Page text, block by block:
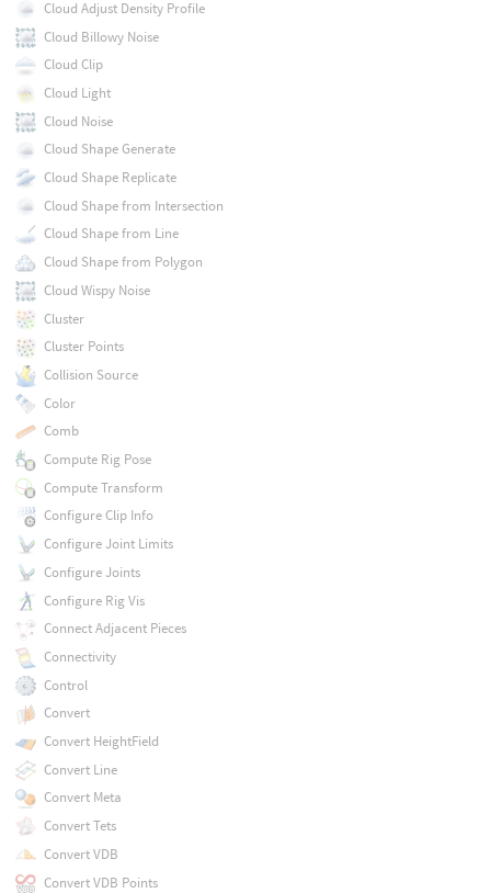
Cloud Adjust Density Profile
Cloud Billowy Noise
Cloud Clip
Cloud Light
Cloud Noise
Cloud Shape Generate
Cloud Shape Replicate
Cloud Shape from Intersection
Cloud Shape from Line
Cloud Shape from Polygon
Cloud Wispy Noise
Cluster
Cluster Points
Collision Source
Color
Comb
Compute Rig Pose
Compute Transform
Configure Clip Info
Configure Joint Limits
Configure Joints
Configure Rig Vis
Connect Adjacent Pieces
Connectivity
Control
Convert
Convert HeightField
Convert Line
Convert Meta
Convert Tets
Convert VDB
Convert VDB Points